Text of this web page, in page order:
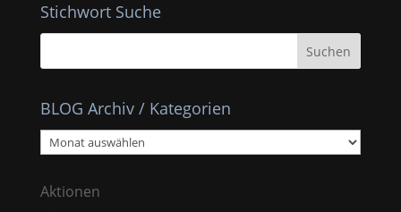
Stichwort Suche
BLOG Archiv / Kategorien
BLOG
Archiv
Kategorien
Aktionen